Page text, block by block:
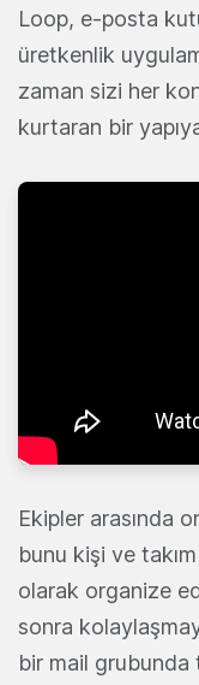
Loop, e-posta
üretkenlik
zaman sizi her
kurtaran bir
Ekipler arasında
bunu kişi ve
olarak organize
sonra
bir mail grubunda